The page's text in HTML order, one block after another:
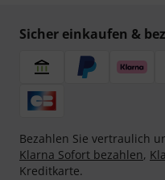
Sicher einkaufen &
Bezahlen Sie vertraulich
Klarna Sofort bezahlen,
Kreditkarte.